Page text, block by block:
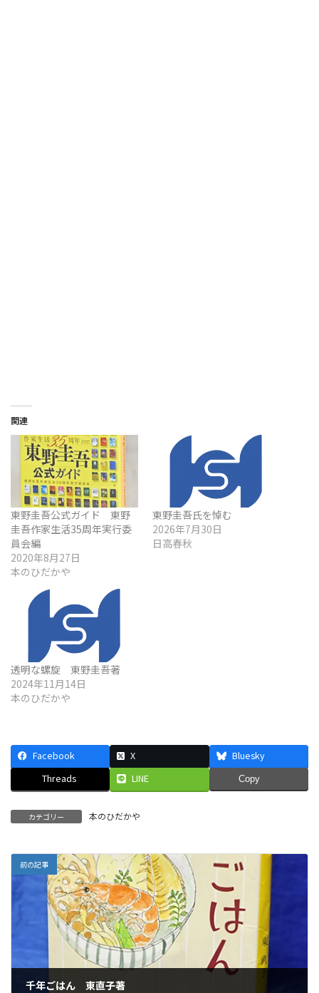
関連
東野圭吾公式ガイド 東野
圭吾作家生活35周年実行委
員会編
2020年8月27日
本のひだかや
東野圭吾氏を悼む
2026年7月30日
日高春秋
透明な螺旋 東野圭吾著
2024年11月14日
本のひだかや
Facebook X
Bluesky
Threads
LINE Copy
カテゴリー 本のひだかや
前の記事
千年ごはん 東直子著